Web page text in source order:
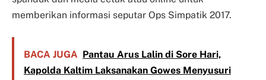
memberikan informasi seputar Ops Simpatik 2017.
BACA JUGA Pantau Arus Lalin di Sore Hari,
Kapolda Kaltim Laksanakan Gowes Menyusuri